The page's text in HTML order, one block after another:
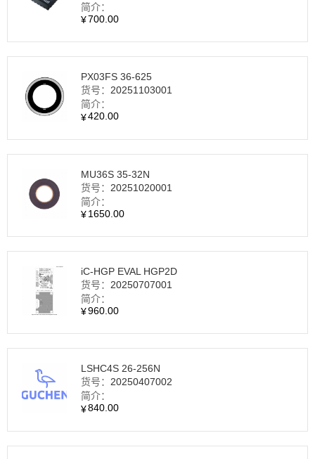
简介：
¥700.00
PX03FS 36‑625
货号：20251103001
简介：
¥420.00
MU36S 35-32N
货号： 20251020001
简介：
¥1650.00
iC-HGP EVAL HGP2D
货号： 20250707001
简介：
¥960.00
LSHC4S 26‑256N
货号：20250407002
简介：
¥840.00